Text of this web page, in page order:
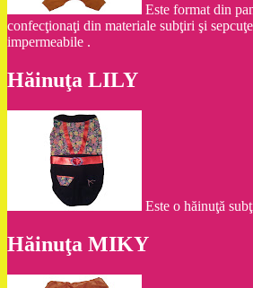
Este format din
confecţionaţi din materiale subţiri şi
impermeabile .
Hăinuţa LILY
Este o hăinuţă
Hăinuţa MIKY